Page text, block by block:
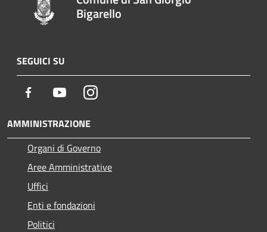
Bigarello
SEGUICI SU
Facebook YoutubeInstagram
AMMINISTRAZIONE
Organi di Governo
Aree Amministrative
Uffici
Enti e fondazioni
Politici